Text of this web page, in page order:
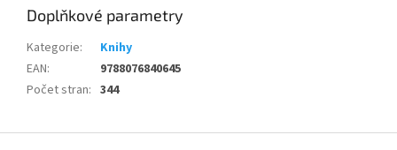
Doplňkové parametry
Kategorie:
Knihy
EAN:
9788076840645
Počet stran: 344